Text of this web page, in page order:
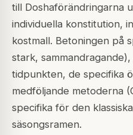
till Doshaförändringarna
individuella konstitution,
kostmall. Betoningen på
stark,
tidpunkten, de specifika
medföljande metoderna
specifika för den
säsongsramen.